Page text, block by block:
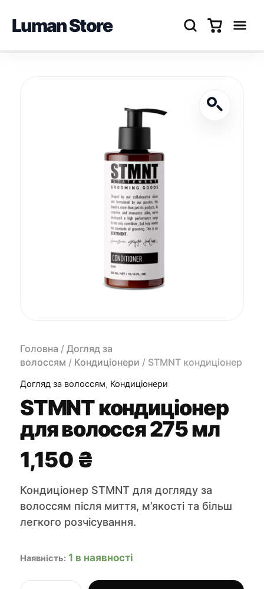
Luman Store
Головна / Догляд за
волоссям / Кондиціонери / STMNT кондиціонер
Догляд за волоссям, Кондиціонери
STMNT кондиціонер
для волосся 275 мл
1,150 ₴
Кондиціонер STMNT для догляду за
волоссям після миття, м’якості та більш
легкого розчісування.
Наявність: 1 в наявності